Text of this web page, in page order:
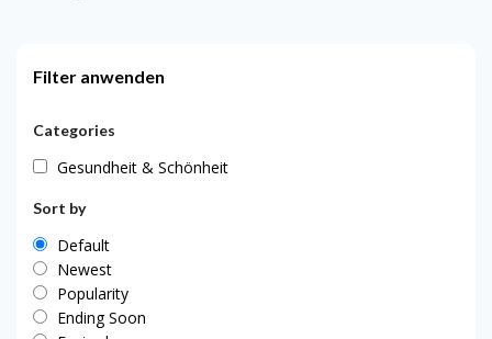
Filter anwenden
Categories
Gesundheit & Schönheit
Sort by
Default
Newest
Popularity
Ending Soon